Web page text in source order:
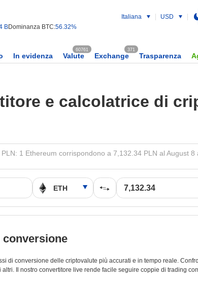
BDominanza BTC:56.32%
Italiana USD
In evidenza Valute
60761
Exchange
371
Trasparenza
e calcolatrice di
PLN: 1 Ethereum corrispondono a 7,132.34 PLN al August 8
di conversione delle criptovalute più accurati e in tempo reale.
Il nostro convertitore live rende facile seguire coppie di trading